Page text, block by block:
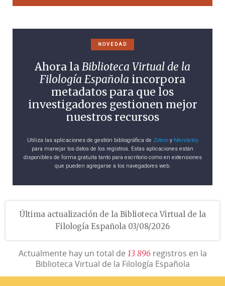
NOVEDAD
Ahora laBiblioteca Virtual de la
Filología Española incorpora
metadatos para que los
investigadores gestionen mejor
nuestros recursos
Utiliza las aplicaciones de gestión bibliográfica de Zoteroy Mendeley
para manejar los datos de los registros. Estas aplicaciones están
disponibles de forma gratuita tanto para escritorio como en extensiones
que pueden agregarse a los navegadores web.
Última actualización de la Biblioteca Virtual de la
Filología Española 03/08/2026
Actualmente hay un total de 13 896registros en la
Biblioteca Virtual de la Filología Española